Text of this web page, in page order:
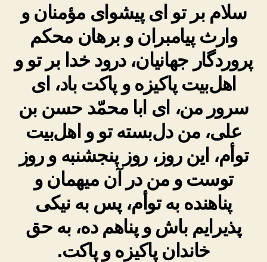
سلام بر تو ای پیشوای مؤمنان و
وارث پیامبران و برهان محکم
پروردگار جهانیان، درود خدا بر تو و
اهل‌بیت پاکیزه و پاکت باد، ای
سرور من، ای ابا محمّد حسن بن
علی، من دل‌بسته تو و اهل‌بیت
توأم، این روز، روز پنجشنبه و روز
توست و من در آن میهمان و
پناهنده به توأم، پس به نیکی
پذیرایم باش و پناهم ده، به حق
خاندان پاکیزه و پاکت.